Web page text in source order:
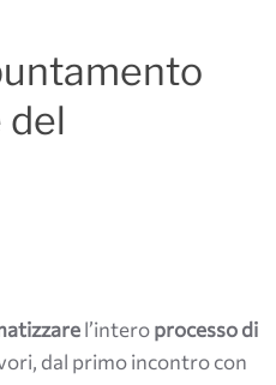
del
l’interoprocesso di
dal primo incontro con